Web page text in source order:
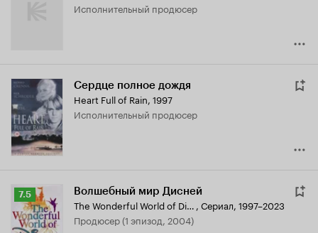
исполнительный продюсер
Сердце полное дождя
Heart Full of Rain, 1997
исполнительный продюсер
Рейтинг
Кинопоиска
7.5
7.5 Волшебный мир Дисней
The Wonderful World of Disney , Сериал, 1997–2023
продюсер (1 эпизод, 2004)